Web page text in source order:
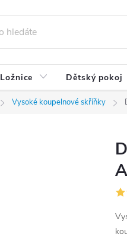
Ložnice Dětský pokoj
Vysoké koupelnové skříňky